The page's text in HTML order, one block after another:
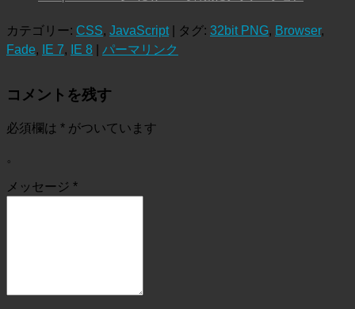
カテゴリー: CSS, JavaScript| タグ: 32bit PNG, Browser,
Fade, IE 7, IE 8 パーマリンク
コメントを残す
必須欄は * がついています
。
メッセージ *